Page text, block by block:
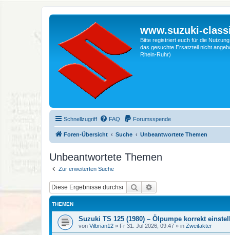
www.suzuki-
Bitte registriert euch für die
das gesuchte Ersatzteil nicht
Rhein-Ruhr)
Schnellzugriff FAQ Forumsspende
Foren-Übersicht Suche Unbeantwortete Themen
Unbeantwortete Themen
Zur erweiterten Suche
Suche
THEMEN
Suzuki TS 125 (1980) – Ölpumpe korrekt
von Vilbrian12 » Fr 31. Jul 2026, 09:47 » in Zweitakter